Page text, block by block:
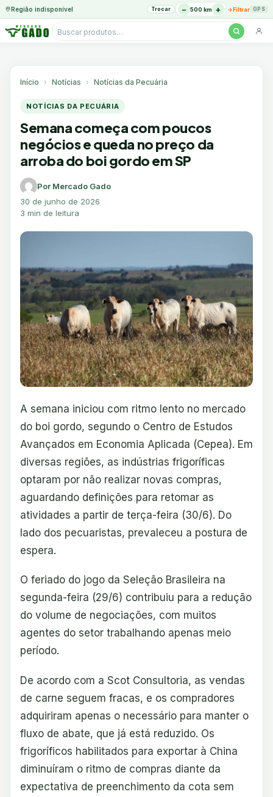
Região indisponível Trocar − 500 km + →Filtrar GPS
Pesquisar
Início Notícias Notícias da Pecuária
NOTÍCIAS DA PECUÁRIA
Semana começa com poucos
negócios e queda no preço da
arroba do boi gordo em SP
Por Mercado Gado
30 de junho de 2026
3 min de leitura
A semana iniciou com ritmo lento no mercado
do boi gordo, segundo o Centro de Estudos
Avançados em Economia Aplicada (Cepea). Em
diversas regiões, as indústrias frigoríficas
optaram por não realizar novas compras,
aguardando definições para retomar as
atividades a partir de terça-feira (30/6). Do
lado dos pecuaristas, prevaleceu a postura de
espera.
O feriado do jogo da Seleção Brasileira na
segunda-feira (29/6) contribuiu para a redução
do volume de negociações, com muitos
agentes do setor trabalhando apenas meio
período.
De acordo com a Scot Consultoria, as vendas
de carne seguem fracas, e os compradores
adquiriram apenas o necessário para manter o
fluxo de abate, que já está reduzido. Os
frigoríficos habilitados para exportar à China
diminuíram o ritmo de compras diante da
expectativa de preenchimento da cota sem